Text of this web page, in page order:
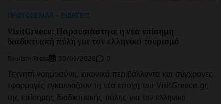
ΠΡΩΤΟΣΈΛΙΔΑ ΕΙΔΉΣΕΙΣ
VisitGreece: Παρουσιάστηκε η νέα επίσημη
διαδικτυακή πύλη για τον ελληνικό τουρισμό
Tourism Press 30/06/2026 0
Τεχνητή νοημοσύνη, εικονικά περιβάλλοντα και σύγχρονες
εφαρμογές εγκαινιάζουν τη νέα εποχή του VisitGreece.gr,
της επίσημης διαδικτυακής πύλης για τον ελληνικό